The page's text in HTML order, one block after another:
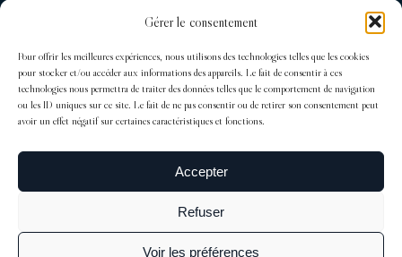
Gérer le consentement
Pour offrir les meilleures expériences, nous utilisons des technologies telles que les cookies
pour stocker et/ou accéder aux informations des appareils. Le fait de consentir à ces
technologies nous permettra de traiter des données telles que le comportement de navigation
ou les ID uniques sur ce site. Le fait de ne pas consentir ou de retirer son consentement peut
avoir un effet négatif sur certaines caractéristiques et fonctions.
Accepter
Refuser
Voir les préférences
31, avenue Raymond Poincaré
75116 Paris
Tél : + 33 (0)1 76 71 07 40
trocadero@sdelagrandiere.fr